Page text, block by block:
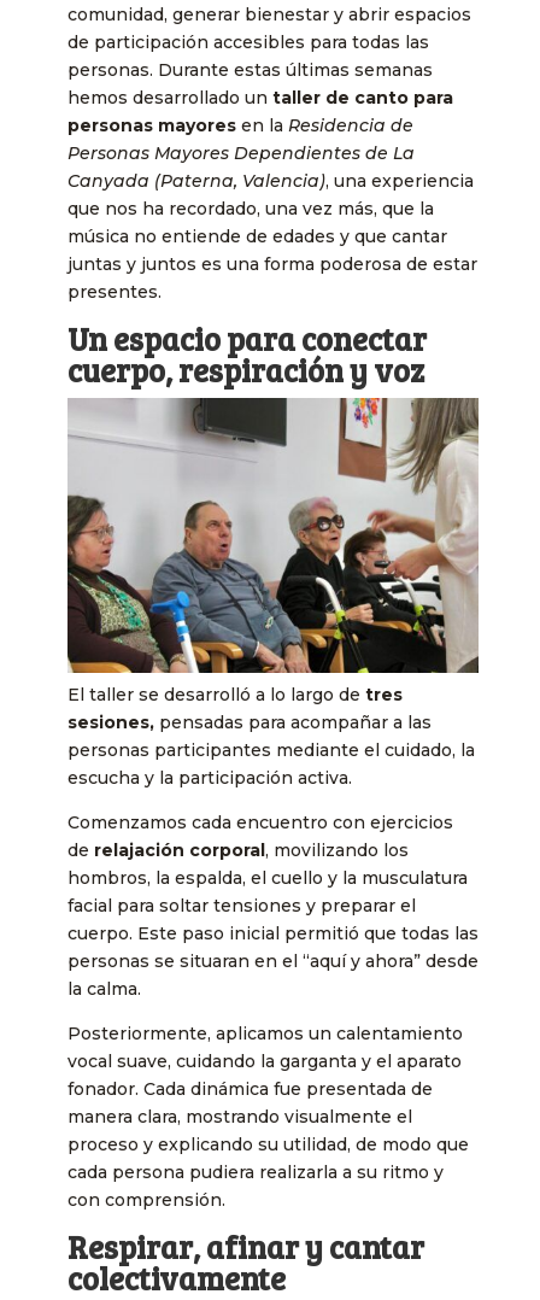
comunidad, generar bienestar y abrir espacios
de participación accesibles para todas las
personas. Durante estas últimas semanas
hemos desarrollado un taller de canto para
personas mayoresen la Residencia de
Personas Mayores Dependientes de La
Canyada (Paterna, Valencia), una experiencia
que nos ha recordado, una vez más, que la
música no entiende de edades y que cantar
juntas y juntos es una forma poderosa de estar
presentes.
Un espacio para conectar
cuerpo, respiración y voz
El taller se desarrolló a lo largo de tres
sesiones,pensadas para acompañar a las
personas participantes mediante el cuidado, la
escucha y la participación activa.
Comenzamos cada encuentro con ejercicios
de relajación corporal, movilizando los
hombros, la espalda, el cuello y la musculatura
facial para soltar tensiones y preparar el
cuerpo. Este paso inicial permitió que todas las
personas se situaran en el “aquí y ahora” desde
la calma.
Posteriormente, aplicamos un calentamiento
vocal suave, cuidando la garganta y el aparato
fonador. Cada dinámica fue presentada de
manera clara, mostrando visualmente el
proceso y explicando su utilidad, de modo que
cada persona pudiera realizarla a su ritmo y
con comprensión.
Respirar, afinar y cantar
colectivamente